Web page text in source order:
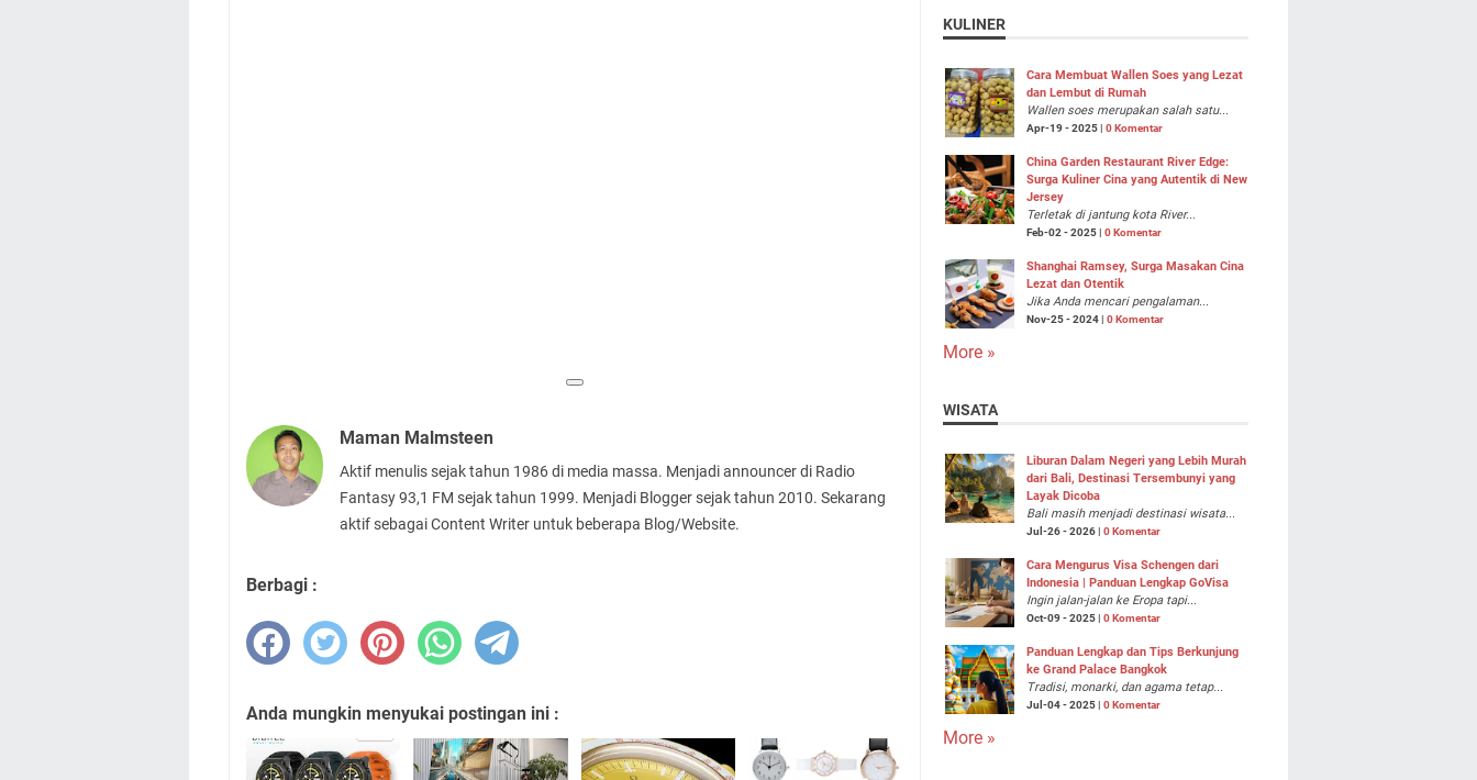
Maman Malmsteen
Aktif menulis sejak tahun 1986 di media massa. Menjadi announcer di Radio
Fantasy 93,1 FM sejak tahun 1999. Menjadi Blogger sejak tahun 2010. Sekarang
aktif sebagai Content Writer untuk beberapa Blog/Website.
Berbagi :
Anda mungkin menyukai postingan ini :
KULINER
Cara Membuat Wallen Soes yang Lezat
dan Lembut di Rumah
Wallen soes merupakan salah satu...
Apr-19 - 2025 | 0 Komentar
China Garden Restaurant River Edge:
Surga Kuliner Cina yang Autentik di New
Jersey
Terletak di jantung kota River...
Feb-02 - 2025 | 0 Komentar
Shanghai Ramsey, Surga Masakan Cina
Lezat dan Otentik
Jika Anda mencari pengalaman...
Nov-25 - 2024 | 0 Komentar
More »
WISATA
Liburan Dalam Negeri yang Lebih Murah
dari Bali, Destinasi Tersembunyi yang
Layak Dicoba
Bali masih menjadi destinasi wisata...
Jul-26 - 2026 | 0 Komentar
Cara Mengurus Visa Schengen dari
Indonesia | Panduan Lengkap GoVisa
Ingin jalan-jalan ke Eropa tapi...
Oct-09 - 2025 | 0 Komentar
Panduan Lengkap dan Tips Berkunjung
ke Grand Palace Bangkok
Tradisi, monarki, dan agama tetap...
Jul-04 - 2025 | 0 Komentar
More »